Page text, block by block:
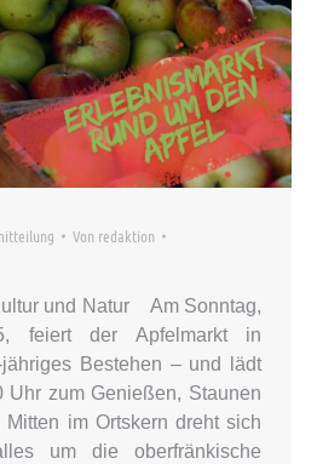
Von redaktion
und Natur Am Sonntag,
feiert der Apfelmarkt in
Bestehen – und lädt
Uhr zum Genießen, Staunen
im Ortskern dreht sich
um die oberfränkische